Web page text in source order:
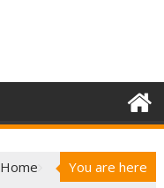
You are here
Home